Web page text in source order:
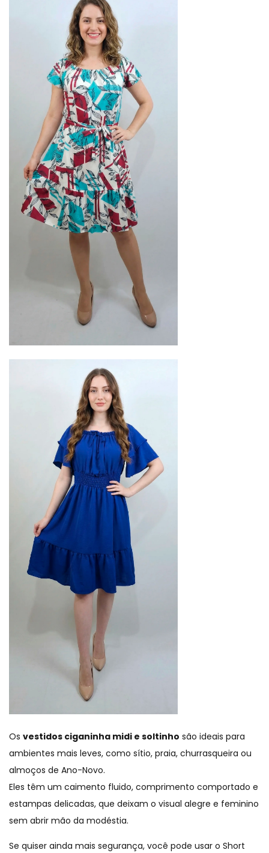
Os vestidos ciganinha midi e soltinho são ideais para
ambientes mais leves, como sítio, praia, churrasqueira ou
almoços de Ano-Novo.
Eles têm um caimento fluido, comprimento comportado e
estampas delicadas, que deixam o visual alegre e feminino
sem abrir mão da modéstia.
Se quiser ainda mais segurança, você pode usar o Short